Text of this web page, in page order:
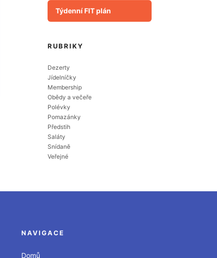
Týdenní FIT plán
RUBRIKY
Dezerty
Jídelníčky
Membership
Obědy a večeře
Polévky
Pomazánky
Předstih
Saláty
Snídaně
Veřejné
NAVIGACE
Domů